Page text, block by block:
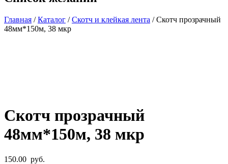
Главная /Каталог /Скотч и клейкая лента / Скотч прозрачный
48мм*150м, 38 мкр
Скотч прозрачный
48мм*150м, 38 мкр
150.00 руб.